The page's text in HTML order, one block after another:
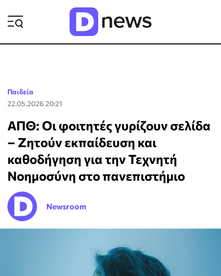
Παιδεία
22.05.2026 20:21
ΑΠΘ: Οι φοιτητές γυρίζουν σελίδα
– Ζητούν εκπαίδευση και
καθοδήγηση για την Τεχνητή
Νοημοσύνη στο πανεπιστήμιο
Newsroom